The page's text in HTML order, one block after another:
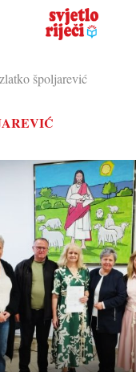
zlatko špoljarević